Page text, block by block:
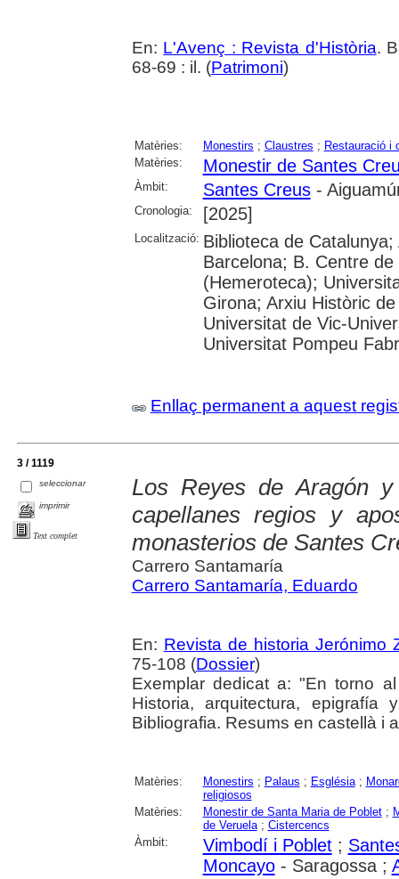
En: L'Avenç : Revista d'Història.
68-69 : il. (Patrimoni)
Matèries: Monestirs ; Claustres ; Restauració i
Matèries:
Monestir de Santes
Àmbit: Santes Creus-
Cronologia: [2025]
Localització: Biblioteca de
Barcelona; B. Centre
(Hemeroteca);
Girona; Arxiu Històric
Universitat de Vic-
Universitat Pompeu
Enllaç permanent a aquest
3 / 1119
seleccionar
imprimir
Text complet
Los Reyes de Aragón
capellanes regios y
monasterios de Santes
Carrero Santamaría
Carrero Santamaría, Eduardo
En: Revista de historia Jerónimo
75-108 (Dossier)
Exemplar dedicat a: "En torno
Historia, arquitectura,
Bibliografia. Resums en castellà i
Matèries: Monestirs ; Palaus ; Església;
religiosos
Matèries:
Monestir de Santa Maria de Poblet;
de Veruela; Cistercencs
Àmbit:
Vimbodí i Poblet;
Moncayo- Saragossa ;